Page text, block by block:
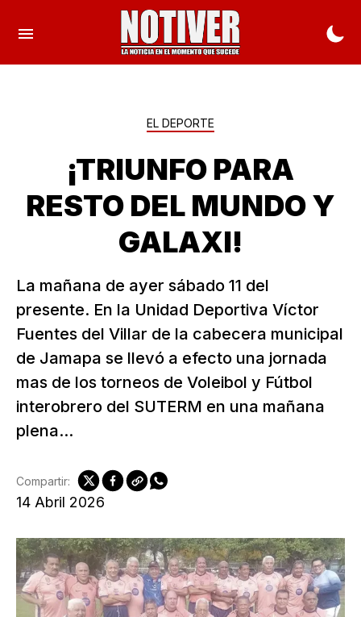
EL DEPORTE
¡TRIUNFO PARA
RESTO DEL MUNDO Y
GALAXI!
La mañana de ayer sábado 11 del
presente. En la Unidad Deportiva Víctor
Fuentes del Villar de la cabecera municipal
de Jamapa se llevó a efecto una jornada
mas de los torneos de Voleibol y Fútbol
interobrero del SUTERM en una mañana
plena...
14 Abril 2026
Compartir: